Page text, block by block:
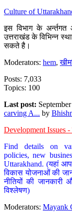
Culture of
इस विभाग के अर्न्तगत
उत्तराखंड के विभिन्न
सकते है।
Moderators: hem,
Posts: 7,033
Topics: 100
Last post:
carving A... by
Development Issues
Find details on
policies, new
Uttarakhand. (यहां
विकास योजनाओं की
नीतियों की जानकारी
विश्लेषण)
Moderators: Mayank